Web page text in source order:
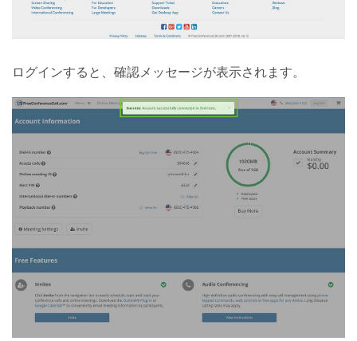
ログインすると、確認メッセージが表示されます。